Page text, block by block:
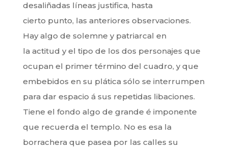
desaliñadas líneas justifica, hasta
cierto punto, las anteriores observaciones.
Hay algo de solemne y patriarcal en
la actitud y el tipo de los dos personajes que
ocupan el primer término del cuadro, y que
embebidos en su plática sólo se interrumpen
para dar espacio á sus repetidas libaciones.
Tiene el fondo algo de grande é imponente
que recuerda el templo. No es esa la
borrachera que pasea por las calles su